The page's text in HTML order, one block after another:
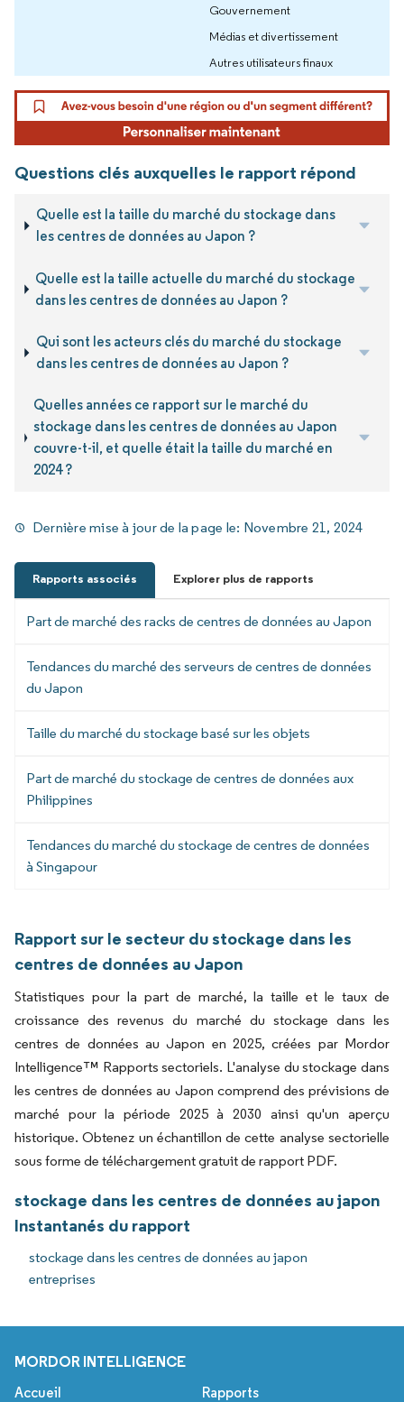
Gouvernement
Médias et divertissement
Autres utilisateurs finaux
Questions clés auxquelles le rapport répond
Quelle est la taille du marché du stockage dans
les centres de données au Japon ?
Quelle est la taille actuelle du marché du stockage
dans les centres de données au Japon ?
Qui sont les acteurs clés du marché du stockage
dans les centres de données au Japon ?
Quelles années ce rapport sur le marché du
stockage dans les centres de données au Japon
couvre-t-il, et quelle était la taille du marché en
2024 ?
Dernière mise à jour de la page le: Novembre 21, 2024
Rapports associés Explorer plus de rapports
Part de marché des racks de centres de données au Japon
Tendances du marché des serveurs de centres de données
du Japon
Taille du marché du stockage basé sur les objets
Part de marché du stockage de centres de données aux
Philippines
Tendances du marché du stockage de centres de données
à Singapour
Rapport sur le secteur du stockage dans les
centres de données au Japon
Statistiques pour la part de marché, la taille et le taux de
croissance des revenus du marché du stockage dans les
centres de données au Japon en 2025, créées par Mordor
Intelligence™ Rapports sectoriels. L'analyse du stockage dans
les centres de données au Japon comprend des prévisions de
marché pour la période 2025 à 2030 ainsi qu'un aperçu
historique. Obtenez un échantillon de cette analyse sectorielle
sous forme de téléchargement gratuit de rapport PDF.
stockage dans les centres de données au japon
Instantanés du rapport
stockage dans les centres de données au japon
entreprises
MORDOR INTELLIGENCE
Accueil Rapports